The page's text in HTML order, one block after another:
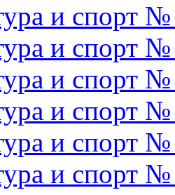
и спорт
и спорт
и спорт
и спорт
и спорт
и спорт